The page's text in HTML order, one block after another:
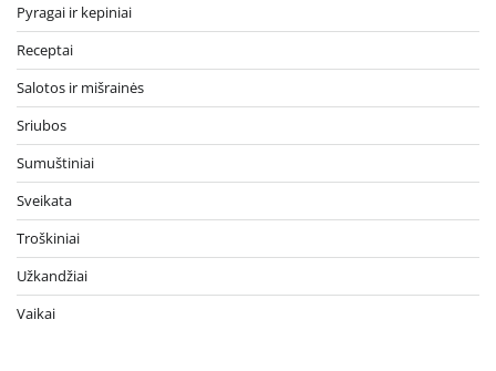
Pyragai ir kepiniai
Receptai
Salotos ir mišrainės
Sriubos
Sumuštiniai
Sveikata
Troškiniai
Užkandžiai
Vaikai